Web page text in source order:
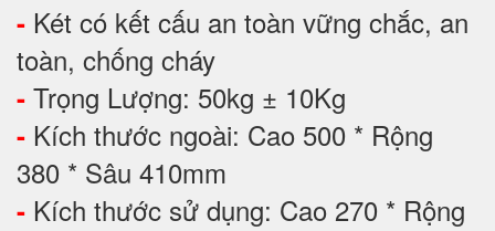
- Két có kết cấu an toàn vững chắc, an
toàn, chống cháy
- Trọng Lượng: 50kg ± 10Kg
- Kích thước ngoài: Cao 500 * Rộng
380 * Sâu 410mm
- Kích thước sử dụng: Cao 270 * Rộng